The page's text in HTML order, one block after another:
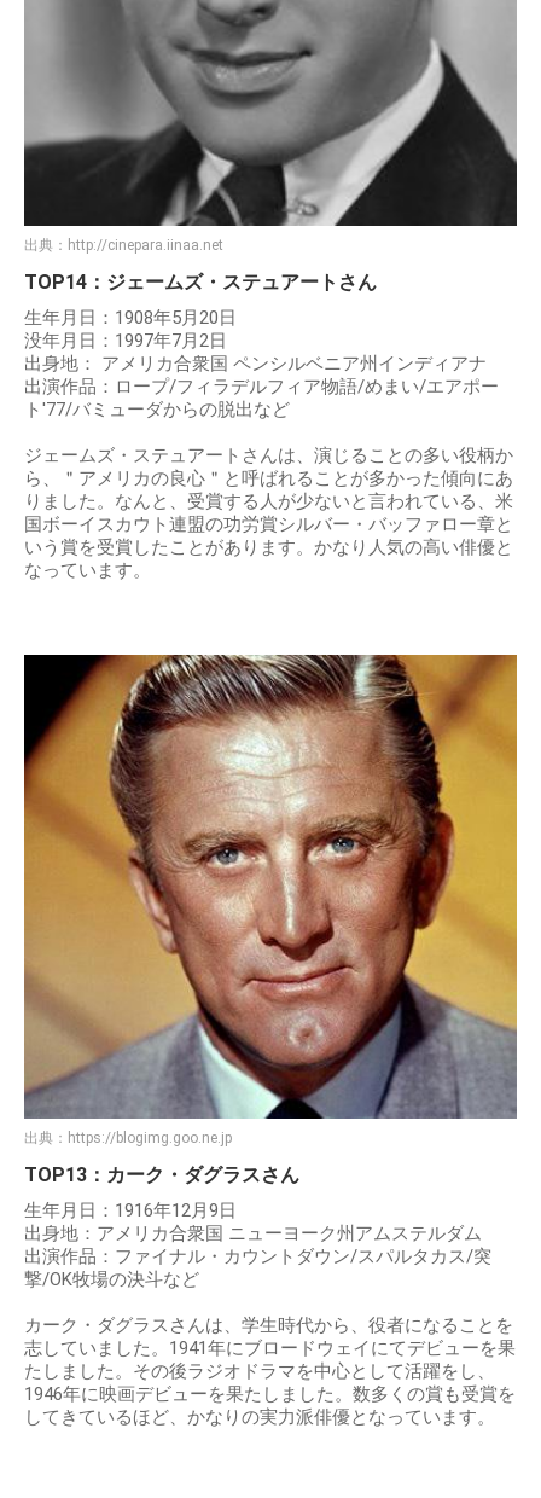
出典： http://cinepara.iinaa.net
TOP14：ジェームズ・ステュアートさん
生年月日：1908年5月20日
没年月日：1997年7月2日
出身地： アメリカ合衆国 ペンシルベニア州インディアナ
出演作品：ロープ/フィラデルフィア物語/めまい/エアポー
ト'77/バミューダからの脱出など
ジェームズ・ステュアートさんは、演じることの多い役柄か
ら、＂アメリカの良心＂と呼ばれることが多かった傾向にあ
りました。なんと、受賞する人が少ないと言われている、米
国ボーイスカウト連盟の功労賞シルバー・バッファロー章と
いう賞を受賞したことがあります。かなり人気の高い俳優と
なっています。
出典： https://blogimg.goo.ne.jp
TOP13：カーク・ダグラスさん
生年月日：1916年12月9日
出身地：アメリカ合衆国 ニューヨーク州アムステルダム
出演作品：ファイナル・カウントダウン/スパルタカス/突
撃/OK牧場の決斗など
カーク・ダグラスさんは、学生時代から、役者になることを
志していました。1941年にブロードウェイにてデビューを果
たしました。その後ラジオドラマを中心として活躍をし、
1946年に映画デビューを果たしました。数多くの賞も受賞を
してきているほど、かなりの実力派俳優となっています。